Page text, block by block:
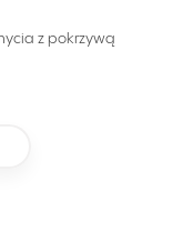
z pokrzywą